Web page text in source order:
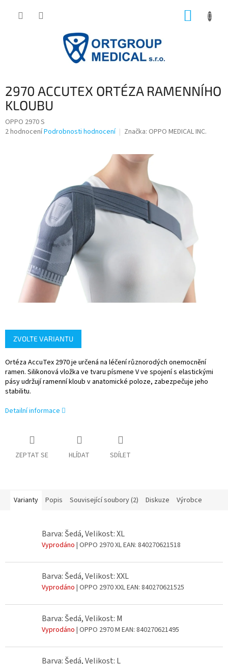
2970 ACCUTEX ORTÉZA RAMENNÍHO
KLOUBU
OPPO 2970 S
Průměrné
2 hodnoceníPodrobnosti hodnocení Značka: OPPO MEDICAL INC.
ZVOLTE VARIANTU
Ortéza AccuTex 2970 je určená na léčení různorodých onemocnění
ramen. Silikonová vložka ve tvaru písmene V ve spojení s elastickými
pásy udržují ramenní kloub v anatomické poloze, zabezpečuje jeho
stabilitu.
Detailní informace
ZEPTAT SE HLÍDAT SDÍLET
Varianty Popis Související soubory (2) Diskuze Výrobce
Barva: Šedá, Velikost: XL
Vyprodáno | OPPO 2970 XLEAN: 840270621518
Barva: Šedá, Velikost: XXL
Vyprodáno | OPPO 2970 XXLEAN: 840270621525
Barva: Šedá, Velikost: M
Vyprodáno | OPPO 2970 M EAN: 840270621495
Barva: Šedá, Velikost: L